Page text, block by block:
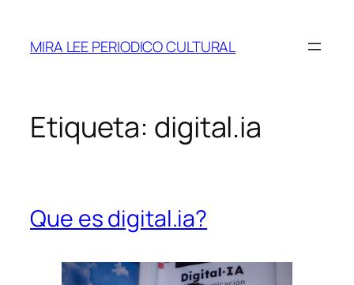
contenido
MIRA LEE PERIODICO CULTURAL
Etiqueta: digital.ia
Que es digital.ia?